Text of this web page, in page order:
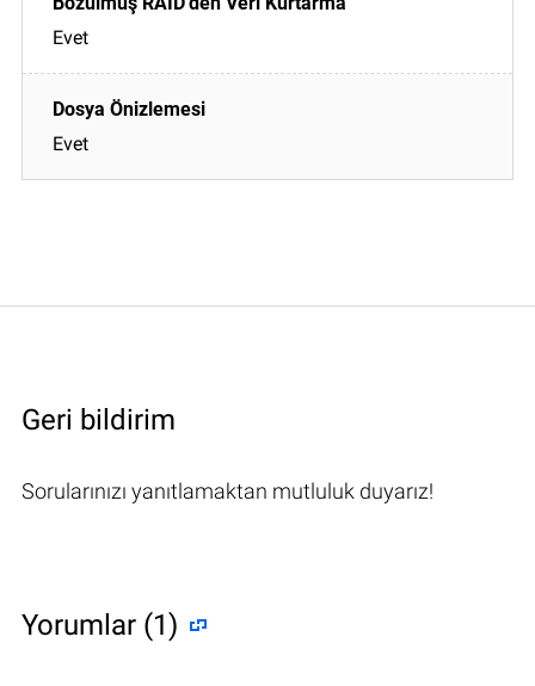
Evet
Evet
Geri bildirim
Sorularınızı yanıtlamaktan mutluluk duyarız!
Yorumlar (1)